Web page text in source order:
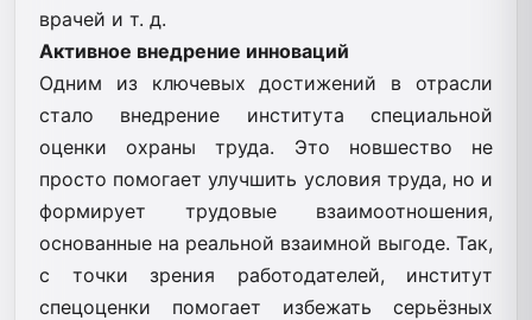
врачей и т. д.
Активное внедрение инноваций
Одним из ключевых достижений в отрасли
стало внедрение института специальной
оценки охраны труда. Это новшество не
просто помогает улучшить условия труда, но и
формирует трудовые взаимоотношения,
основанные на реальной взаимной выгоде. Так,
с точки зрения работодателей, институт
спецоценки помогает избежать серьёзных